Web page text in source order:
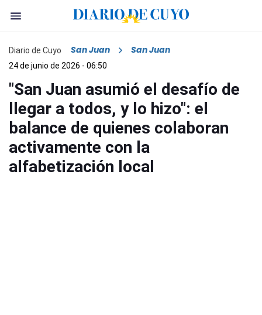
Diario de Cuyo San Juan San Juan
24 de junio de 2026 - 06:50
"San Juan asumió el desafío de
llegar a todos, y lo hizo": el
balance de quienes colaboran
activamente con la
alfabetización local